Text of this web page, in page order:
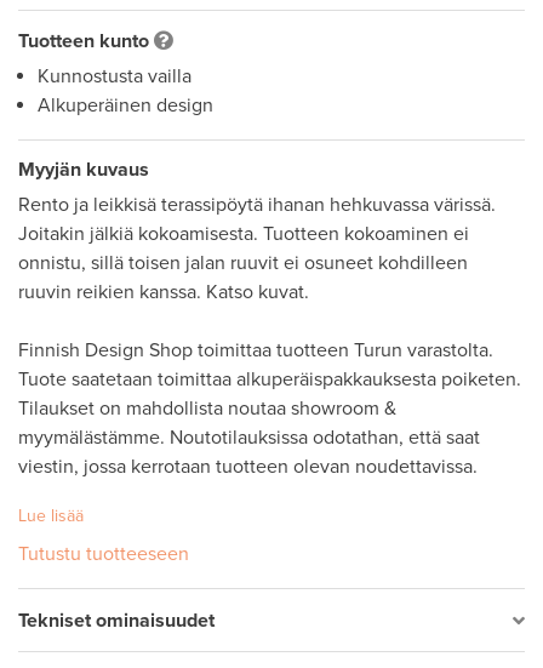
Tuotteen kunto
Kunnostusta vailla
Alkuperäinen design
Myyjän kuvaus
Rento ja leikkisä terassipöytä ihanan hehkuvassa värissä.
Joitakin jälkiä kokoamisesta. Tuotteen kokoaminen ei
onnistu, sillä toisen jalan ruuvit ei osuneet kohdilleen
ruuvin reikien kanssa. Katso kuvat.
Finnish Design Shop toimittaa tuotteen Turun varastolta.
Tuote saatetaan toimittaa alkuperäispakkauksesta poiketen.
Tilaukset on mahdollista noutaa showroom &
myymälästämme. Noutotilauksissa odotathan, että saat
viestin, jossa kerrotaan tuotteen olevan noudettavissa.
Lue lisää
Tutustu tuotteeseen
Tekniset ominaisuudet